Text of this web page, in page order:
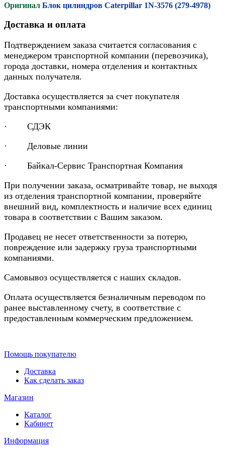
Оригинал Блок цилиндров Caterpillar 1N-3576 (279-4978)
Доставка и оплата
Подтверждением заказа считается согласования с
менеджером транспортной компании (перевозчика),
города доставки, номера отделения и контактных
данных получателя.
Доставка осуществляется за счет покупателя
транспортными компаниями:
· СДЭК
· Деловые линии
· Байкал-Сервис Транспортная Компания
При получении заказа, осматривайте товар, не выходя
из отделения транспортной компании, проверяйте
внешний вид, комплектность и наличие всех единиц
товара в соответствии с Вашим заказом.
Продавец не несет ответственности за потерю,
повреждение или задержку груза транспортными
компаниями.
Самовывоз осуществляется с наших складов.
Оплата осуществляется безналичным переводом по
ранее выставленному счету, в соответствие с
предоставленным коммерческим предложением.
Помощь покупателю
Доставка
Как сделать заказ
Магазин
Каталог
Кабинет
Информация